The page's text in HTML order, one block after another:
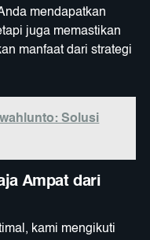
mendapatkan
juga memastikan
manfaat dari strategi
Solusi
Ampat dari
kami mengikuti